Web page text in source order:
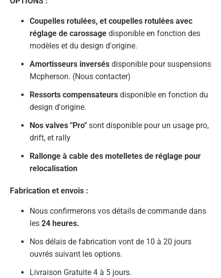
Coupelles rotulées, et coupelles rotulées avec
réglage de carossage disponible en fonction des
modèles et du design d'origine.
Amortisseurs inversés disponible pour suspensions
Mcpherson. (Nous contacter)
Ressorts compensateurs disponible en fonction du
design d'origine.
Nos valves "Pro" sont disponible pour un usage pro,
drift, et rally
Rallonge à cable des motelletes de réglage pour
relocalisation
Fabrication et envois :
Nous confirmerons vos détails de commande dans
les 24 heures.
Nos délais de fabrication vont de 10 à 20 jours
ouvrés suivant les options.
Livraison Gratuite 4 à 5 jours.